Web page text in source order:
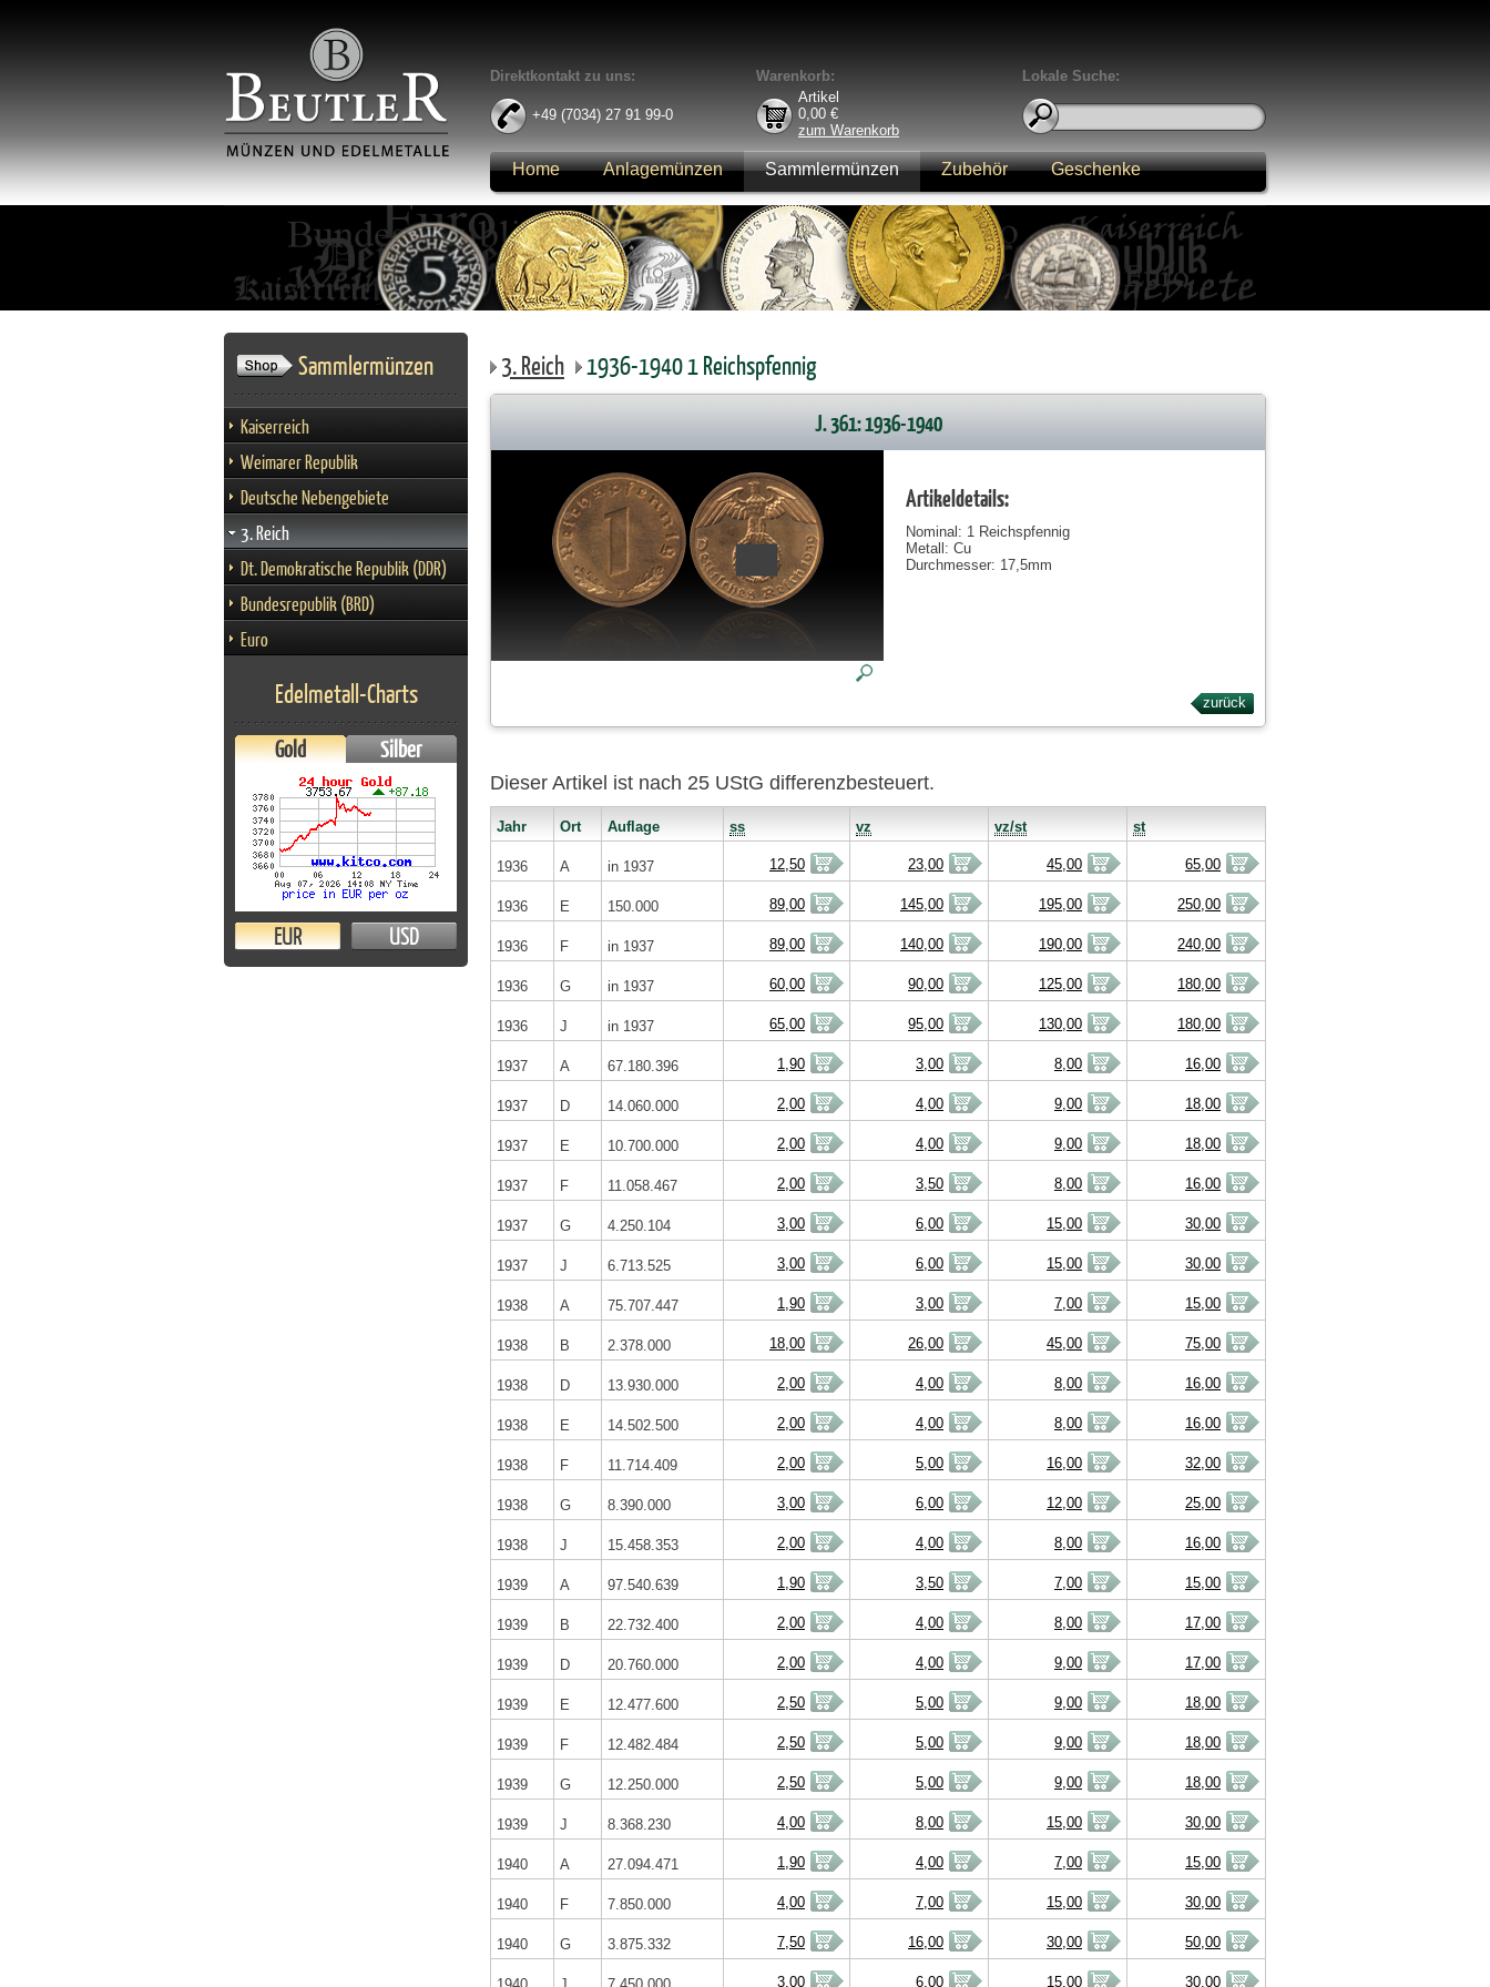
Direktkontakt zu uns:
+49 (7034) 27 91 99-0
Warenkorb:
Artikel
0,00 €
zum Warenkorb
Lokale Suche:
Home Anlagemünzen Sammlermünzen Zubehör Geschenke
Anmelden
Sammlermünzen
Kaiserreich
Weimarer Republik
Deutsche Nebengebiete
3. Reich
Dt. Demokratische Republik (DDR)
Bundesrepublik (BRD)
Euro
Edelmetall-Charts
Gold Silber
EUR USD
3. Reich 1936-1940 1 Reichspfennig
J. 361: 1936-1940
Artikeldetails:
Nominal: 1 Reichspfennig
Metall: Cu
Durchmesser: 17,5mm
zurück
Dieser Artikel ist nach 25 UStG differenzbesteuert.
Jahr Ort Auflage ss vz vz/st st
1936 A in 1937 12,50 23,00 45,00 65,00
1936 E 150.000 89,00 145,00 195,00 250,00
1936 F in 1937 89,00 140,00 190,00 240,00
1936 G in 1937 60,00 90,00 125,00 180,00
1936 J in 1937 65,00 95,00 130,00 180,00
1937 A 67.180.396 1,90 3,00 8,00 16,00
1937 D 14.060.000 2,00 4,00 9,00 18,00
1937 E 10.700.000 2,00 4,00 9,00 18,00
1937 F 11.058.467 2,00 3,50 8,00 16,00
1937 G 4.250.104 3,00 6,00 15,00 30,00
1937 J 6.713.525 3,00 6,00 15,00 30,00
1938 A 75.707.447 1,90 3,00 7,00 15,00
1938 B 2.378.000 18,00 26,00 45,00 75,00
1938 D 13.930.000 2,00 4,00 8,00 16,00
1938 E 14.502.500 2,00 4,00 8,00 16,00
1938 F 11.714.409 2,00 5,00 16,00 32,00
1938 G 8.390.000 3,00 6,00 12,00 25,00
1938 J 15.458.353 2,00 4,00 8,00 16,00
1939 A 97.540.639 1,90 3,50 7,00 15,00
1939 B 22.732.400 2,00 4,00 8,00 17,00
1939 D 20.760.000 2,00 4,00 9,00 17,00
1939 E 12.477.600 2,50 5,00 9,00 18,00
1939 F 12.482.484 2,50 5,00 9,00 18,00
1939 G 12.250.000 2,50 5,00 9,00 18,00
1939 J 8.368.230 4,00 8,00 15,00 30,00
1940 A 27.094.471 1,90 4,00 7,00 15,00
1940 F 7.850.000 4,00 7,00 15,00 30,00
1940 G 3.875.332 7,50 16,00 30,00 50,00
3,00 6,00 15,00 30,00